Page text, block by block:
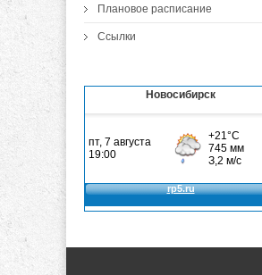
Плановое расписание
Ссылки
Новосибирск